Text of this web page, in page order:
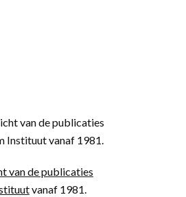
van de publicaties
vanaf 1981.